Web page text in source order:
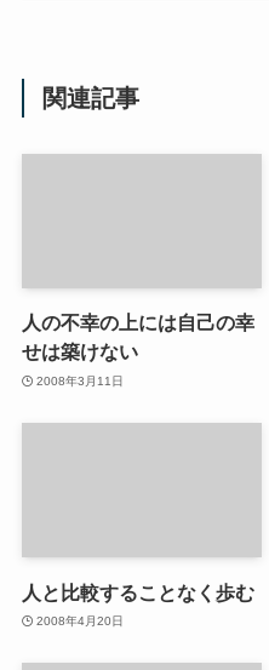
関連記事
人の不幸の上には自己の幸
せは築けない
2008年3月11日
人と比較することなく歩む
2008年4月20日